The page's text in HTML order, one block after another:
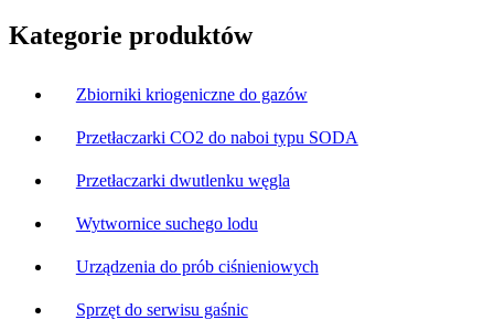
Kategorie produktów
Zbiorniki kriogeniczne do gazów
Przetłaczarki CO2 do naboi typu SODA
Przetłaczarki dwutlenku węgla
Wytwornice suchego lodu
Urządzenia do prób ciśnieniowych
Sprzęt do serwisu gaśnic